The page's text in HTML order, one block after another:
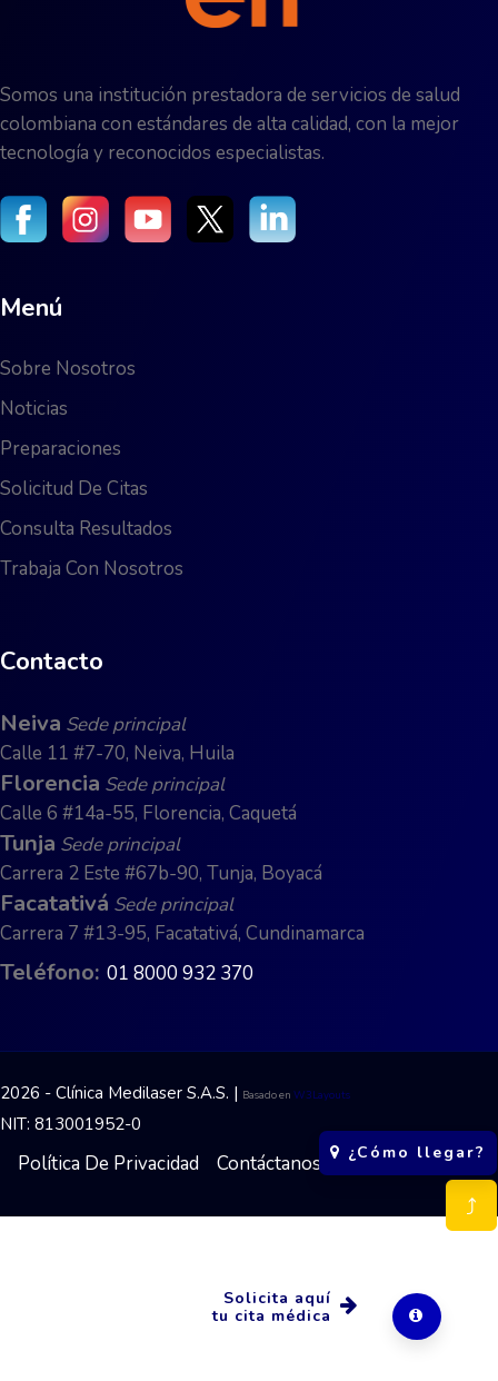
¿Cómo llegar?
Solicita aquí
tu cita médica
Somos una institución prestadora de servicios de salud
colombiana con estándares de alta calidad, con la mejor
tecnología y reconocidos especialistas.
Menú
Sobre Nosotros
Noticias
Preparaciones
Solicitud De Citas
Consulta Resultados
Trabaja Con Nosotros
Contacto
Neiva Sede principal
Calle 11 #7-70, Neiva, Huila
Florencia Sede principal
Calle 6 #14a-55, Florencia, Caquetá
Tunja Sede principal
Carrera 2 Este #67b-90, Tunja, Boyacá
Facatativá Sede principal
Carrera 7 #13-95, Facatativá, Cundinamarca
Teléfono: 01 8000 932 370
2026 - Clínica Medilaser S.A.S. | Basado en W3Layouts
NIT: 813001952-0
Política De Privacidad Contáctanos
⤴